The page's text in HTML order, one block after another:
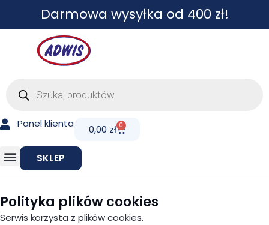
treści
Darmowa wysyłka od 400 zł!
Panel klienta 0,00 zł 0
Cart
SKLEP
Polityka plików cookies
Serwis korzysta z plików cookies.